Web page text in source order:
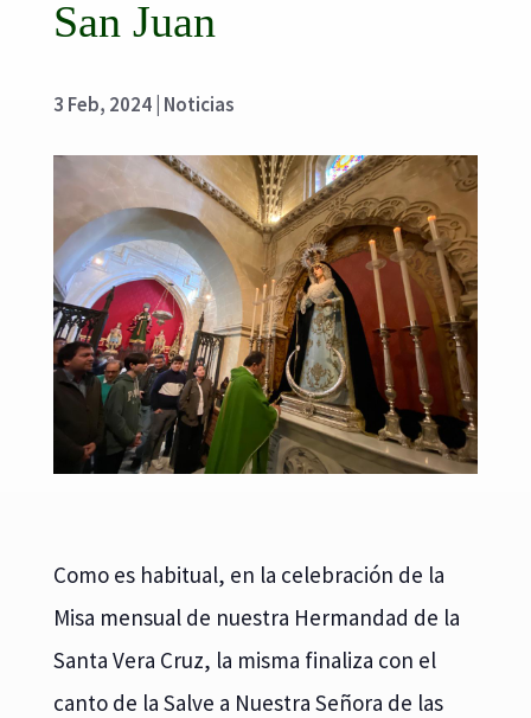
San Juan
3 Feb, 2024| Noticias
Como es habitual, en la celebración de la
Misa mensual de nuestra Hermandad de la
Santa Vera Cruz, la misma finaliza con el
canto de la Salve a Nuestra Señora de las